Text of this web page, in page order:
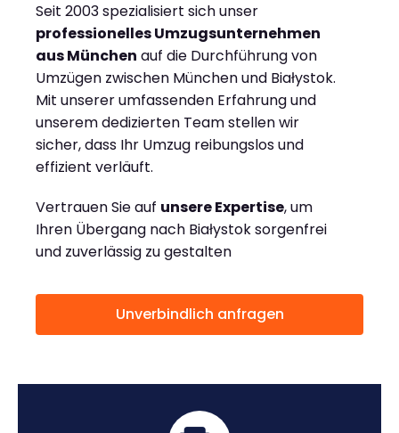
Seit 2003 spezialisiert sich unser
professionelles Umzugsunternehmen
aus München auf die Durchführung von
Umzügen zwischen München und Białystok.
Mit unserer umfassenden Erfahrung und
unserem dedizierten Team stellen wir
sicher, dass Ihr Umzug reibungslos und
effizient verläuft.
Vertrauen Sie auf unsere Expertise, um
Ihren Übergang nach Białystok sorgenfrei
und zuverlässig zu gestalten
Unverbindlich anfragen